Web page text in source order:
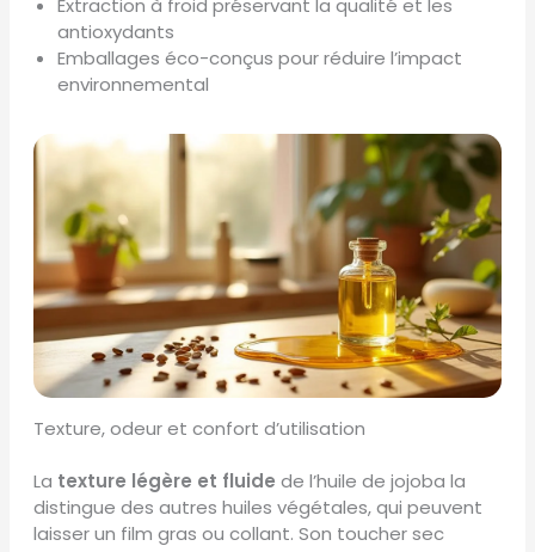
Extraction à froid préservant la qualité et les
antioxydants
Emballages éco-conçus pour réduire l’impact
environnemental
Texture, odeur et confort d’utilisation
La texture légère et fluide de l’huile de jojoba la
distingue des autres huiles végétales, qui peuvent
laisser un film gras ou collant. Son toucher sec